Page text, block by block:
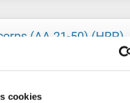
cookies
(AA 21-50) (HRP)
WB, FACS, ELISA
HRP